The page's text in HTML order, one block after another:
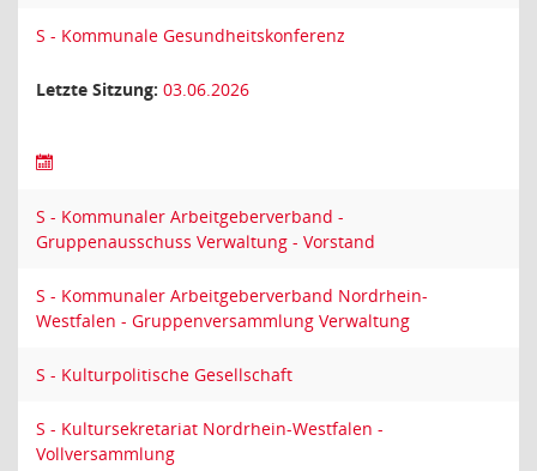
S - Kommunale Gesundheitskonferenz
Letzte Sitzung: 03.06.2026
S - Kommunaler Arbeitgeberverband -
Gruppenausschuss Verwaltung - Vorstand
S - Kommunaler Arbeitgeberverband Nordrhein-
Westfalen - Gruppenversammlung Verwaltung
S - Kulturpolitische Gesellschaft
S - Kultursekretariat Nordrhein-Westfalen -
Vollversammlung